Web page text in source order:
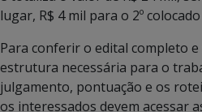
lugar, R$ 4 mil para o 2º
Para conferir o edital completo
estrutura necessária para o
julgamento, pontuação e os
os interessados devem acessar